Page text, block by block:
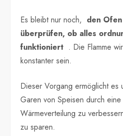
Es bleibt nur noch, den
überprüfen, ob alles
funktioniert . Die Flamme
konstanter sein.
Dieser Vorgang ermöglicht es
Garen von Speisen durch
Wärmeverteilung zu
zu sparen.